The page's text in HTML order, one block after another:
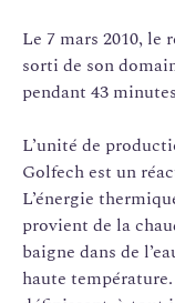
Le 7 mars 2010, le
sorti de son
pendant 43
L’unité de
Golfech est un
L’énergie
provient de la
baigne dans de
haute